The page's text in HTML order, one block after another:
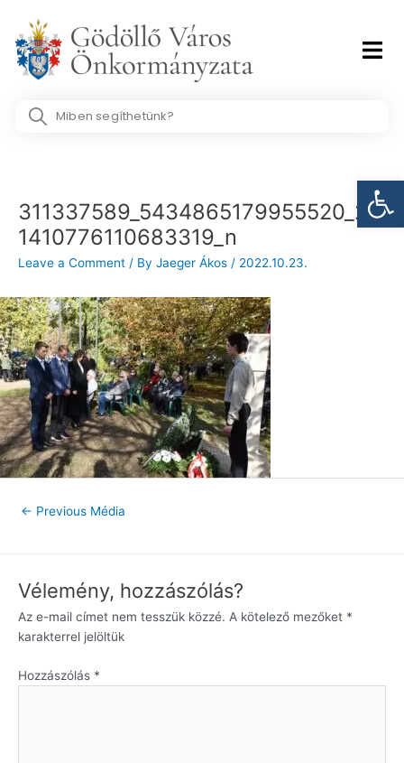
content
Search
311337589_5434865179955520_24
1410776110683319_n
Leave a Comment / By Jaeger Ákos / 2022.10.23.
← Previous Média
Vélemény, hozzászólás?
Az e-mail címet nem tesszük közzé. A kötelező mezőket *
karakterrel jelöltük
Hozzászólás *